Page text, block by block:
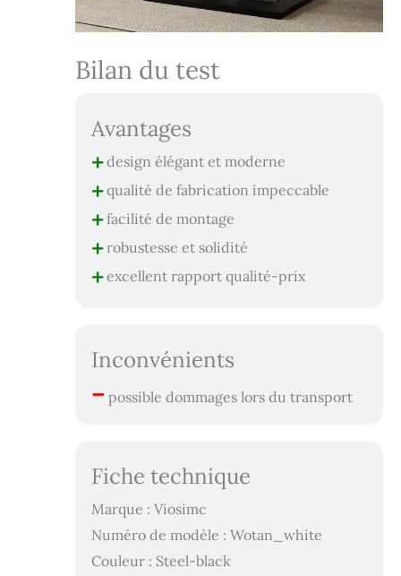
non montée. Ce
produit est facile à
Bilan du test
Avantages
+design élégant et moderne
+qualité de fabrication impeccable
+facilité de montage
+robustesse et solidité
+excellent rapport qualité-prix
Inconvénients
– possible dommages lors du transport
Fiche technique
Marque : Viosimc
Numéro de modèle : Wotan_white
Couleur : Steel-black